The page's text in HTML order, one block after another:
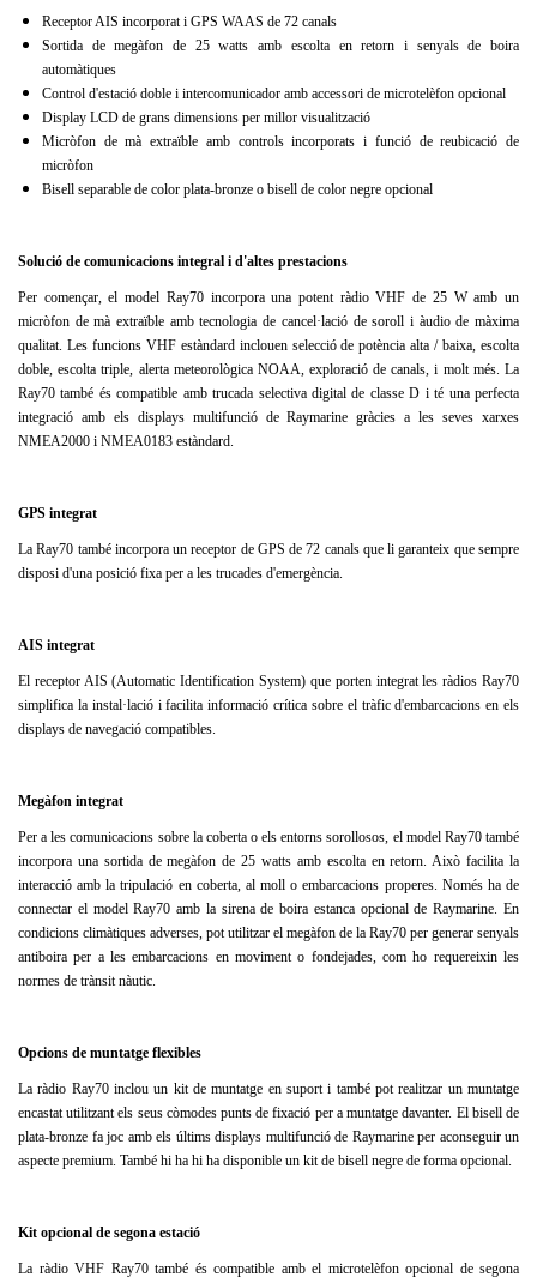
Receptor AIS incorporat i GPS WAAS de 72 canals
Sortida de megàfon de 25 watts amb escolta en retorn i senyals de boira
automàtiques
Control d'estació doble i intercomunicador amb accessori de microtelèfon opcional
Display LCD de grans dimensions per millor visualització
Micròfon de mà extraïble amb controls incorporats i funció de reubicació de
micròfon
Bisell separable de color plata-bronze o bisell de color negre opcional
Solució de comunicacions integral i d'altes prestacions
Per començar, el model Ray70 incorpora una potent ràdio VHF de 25 W amb un
micròfon de mà extraïble amb tecnologia de cancel·lació de soroll i àudio de màxima
qualitat. Les funcions VHF estàndard inclouen selecció de potència alta / baixa, escolta
doble, escolta triple, alerta meteorològica NOAA, exploració de canals, i molt més. La
Ray70 també és compatible amb trucada selectiva digital de classe D i té una perfecta
integració amb els displays multifunció de Raymarine gràcies a les seves xarxes
NMEA2000 i NMEA0183 estàndard.
GPS integrat
La Ray70 també incorpora un receptor de GPS de 72 canals que li garanteix que sempre
disposi d'una posició fixa per a les trucades d'emergència.
AIS integrat
El receptor AIS (Automatic Identification System) que porten integrat les ràdios Ray70
simplifica la instal·lació i facilita informació crítica sobre el tràfic d'embarcacions en els
displays de navegació compatibles.
Megàfon integrat
Per a les comunicacions sobre la coberta o els entorns sorollosos, el model Ray70 també
incorpora una sortida de megàfon de 25 watts amb escolta en retorn.Això facilita la
interacció amb la tripulació en coberta, al moll o embarcacions properes. Només ha de
connectar el model Ray70 amb la sirena de boira estanca opcional de Raymarine. En
condicions climàtiques adverses, pot utilitzar el megàfon de la Ray70 per generar senyals
antiboira per a les embarcacions en moviment o fondejades, com ho requereixin les
normes de trànsit nàutic.
Opcions de muntatge flexibles
La ràdio Ray70 inclou un kit de muntatge en suport i també pot realitzar un muntatge
encastat utilitzant els seus còmodes punts de fixació per a muntatge davanter. El bisell de
plata-bronze fa joc amb els últims displays multifunció de Raymarine per aconseguir un
aspecte premium. També hi ha hi ha disponible un kit de bisell negre de forma opcional.
Kit opcional de segona estació
La ràdio VHF Ray70 també és compatible amb el microtelèfon opcional de segona